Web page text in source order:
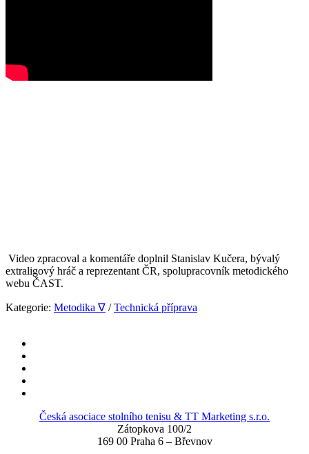
Video zpracoval a komentáře doplnil Stanislav Kučera, bývalý
extraligový hráč a reprezentant ČR, spolupracovník metodického
webu ČAST.
Kategorie: Metodika ∇ /Technická příprava
Česká asociace stolního tenisu & TT Marketing s.r.o.
Zátopkova 100/2
169 00 Praha 6 – Břevnov